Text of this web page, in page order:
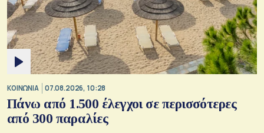
ΚΟΙΝΩΝΙΑ 07.08.2026, 10:28
Πάνω από 1.500 έλεγχοι σε περισσότερες
από 300 παραλίες